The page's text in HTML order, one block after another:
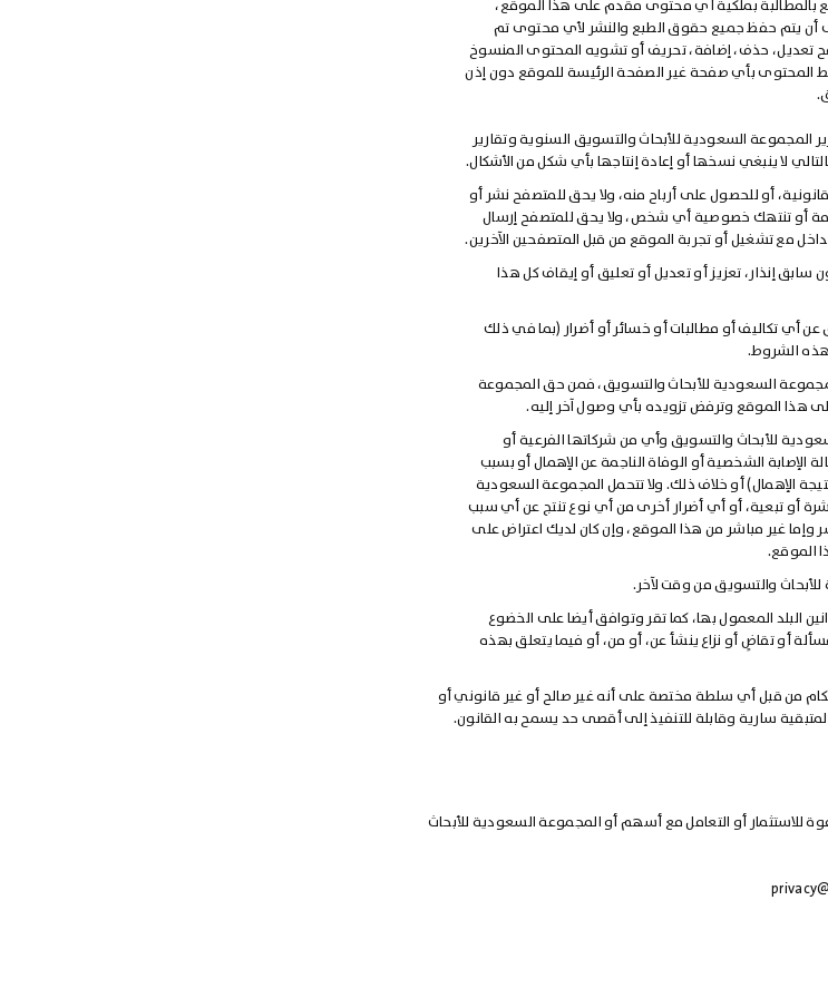
بالمطالبة بملكية أي محتوى مقدم على هذا الموقع،
أن يتم حفظ جميع حقوق الطبع والنشر لأي محتوى تم
تعديل، حذف، إضافة، تحريف أو تشويه المحتوى المنسوخ
المحتوى بأي صفحة غير الصفحة الرئيسة للموقع دون إذن
السعودية للأبحاث والتسويق السنوية وتقارير
لا ينبغي نسخها أو إعادة إنتاجها بأي شكل من الأشكال.
أو للحصول على أرباح منه، ولا يحق للمتصفح نشر أو
أو تنتهك خصوصية أي شخص، ولا يحق للمتصفح إرسال
مع تشغيل أو تجربة الموقع من قبل المتصفحين الآخرين.
إنذار، تعزيز أو تعديل أو تعليق أو إيقاف كل هذا
أي تكاليف أو مطالبات أو خسائر أو أضرار (بما في ذلك
الشروط.
السعودية للأبحاث والتسويق، فمن حق المجموعة
هذا الموقع وترفض تزويده بأي وصول آخر إليه.
للأبحاث والتسويق وأي من شركاتها الفرعية أو
الإصابة الشخصية أو الوفاة الناجمة عن الإهمال أو بسبب
الإهمال) أو خلاف ذلك. ولا تتحمل المجموعة السعودية
أو تبعية، أو أي أضرار أخرى من أي نوع تنتج عن أي سبب
غير مباشر من هذا الموقع، وإن كان لديك اعتراض على
الموقع.
والتسويق من وقت لآخر.
البلد المعمول بها، كما تقر وتوافق أيضا على الخضوع
أو تقاضٍ أو نزاع ينشأ عن، أو من، أو فيما يتعلق بهذه
من قبل أي سلطة مختصة على أنه غير صالح أو غير قانوني أو
سارية وقابلة للتنفيذ إلى أقصى حد يسمح به القانون.
للاستثمار أو التعامل مع أسهم أو المجموعة السعودية للأبحاث